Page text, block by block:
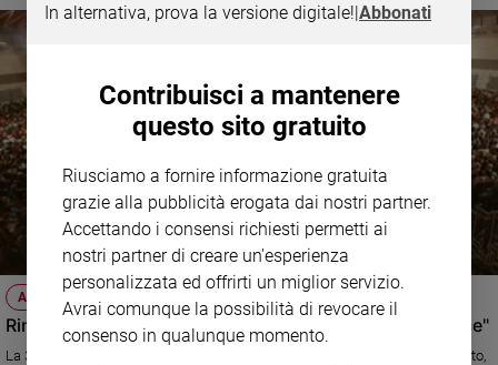
ATTUALITÀ
Rimini: al via il Meeting 2018, che riflette su "l'uomo felice"
La 39a edizione della manifestazione, prevista a Rimini dal 19 al 25 agosto,
In alternativa, prova la versione digitale!|Abbonati
Contribuisci a mantenere
questo sito gratuito
Riusciamo a fornire informazione gratuita
grazie alla pubblicità erogata dai nostri partner.
Accettando i consensi richiesti permetti ai
nostri partner di creare un'esperienza
personalizzata ed offrirti un miglior servizio.
Avrai comunque la possibilità di revocare il
consenso in qualunque momento.